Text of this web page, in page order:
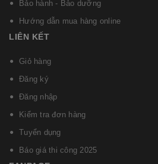
Bảo hành - Bảo dưỡng
Hướng dẫn mua hàng online
LIÊN KẾT
Giỏ hàng
Đăng ký
Đăng nhập
Kiểm tra đơn hàng
Tuyển dụng
Báo giá thi công 2025